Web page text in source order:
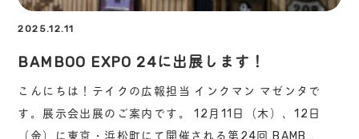
2025.12.11
BAMBOO EXPO 24に出展します！
こんにちは！テイクの広報担当 インクマン マゼンタで
す。展示会出展のご案内です。 12月11日（木）、12日